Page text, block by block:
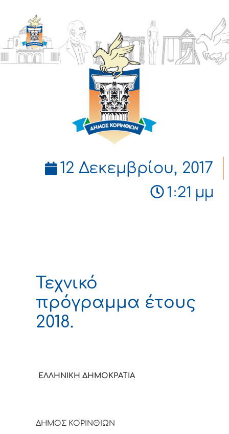
ΔΗΜΟΣ
ΚΟΡΙΝΘΙΩΝ
12 Δεκεμβρίου, 2017
1:21 μμ
Τεχνικό
πρόγραμμα έτους
2018.
ΕΛΛΗΝΙΚΗ ΔΗΜΟΚΡΑΤΙΑ
ΔΗΜΟΣ ΚΟΡΙΝΘΙΩΝ